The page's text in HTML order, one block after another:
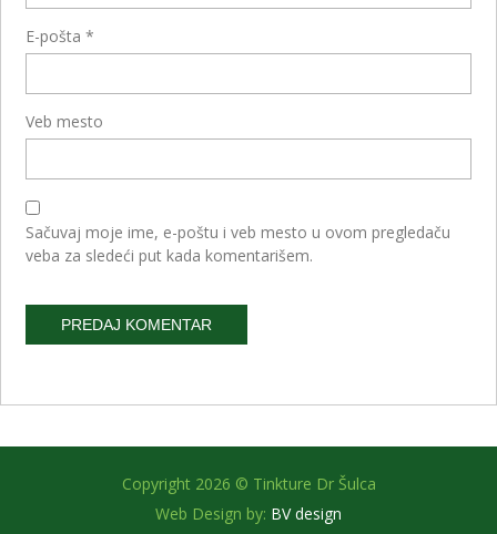
E-pošta*
Veb mesto
Sačuvaj moje ime, e-poštu i veb mesto u ovom pregledaču
veba za sledeći put kada komentarišem.
Alternative:
Copyright 2026 © Tinkture Dr Šulca
Web Design by: BV design